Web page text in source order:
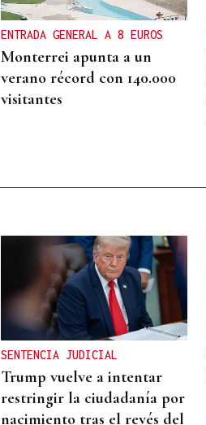
ENTRADA GENERAL A 8 EUROS
Monterrei apunta a un
verano récord con 140.000
visitantes
SENTENCIA JUDICIAL
Trump vuelve a intentar
restringir la ciudadanía por
nacimiento tras el revés del